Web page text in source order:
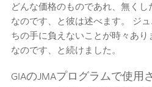
どんな価格のものであれ、無く
なのです、と彼は述べます。 ジ
ちの手に負えないことが時々あ
なのです、と続けました。
GIAのJMAプログラムで使